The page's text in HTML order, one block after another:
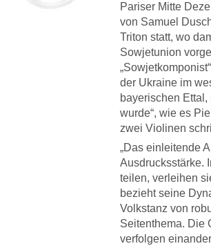
Pariser Mitte
von Samuel
Triton statt, wo
Sowjetunion
der Ukraine im
bayerischen
wurde“, wie es
zwei Violinen
„Das einleitende
Ausdrucksstärke.
teilen, verleihen
bezieht seine
Volkstanz von
Seitenthema. Die
verfolgen